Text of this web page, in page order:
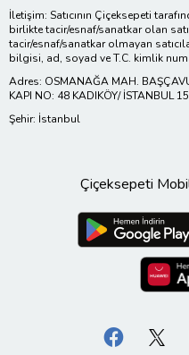
İletişim: Satıcının Çiçeksepeti
birlikte tacir/esnaf/sanatkar olan
tacir/esnaf/sanatkar olmayan
bilgisi, ad, soyad ve T.C. kimlik
Adres: OSMANAĞA MAH.
KAPI NO: 48 KADIKÖY/ İSTANBUL
Şehir: İstanbul
Çiçeksepeti